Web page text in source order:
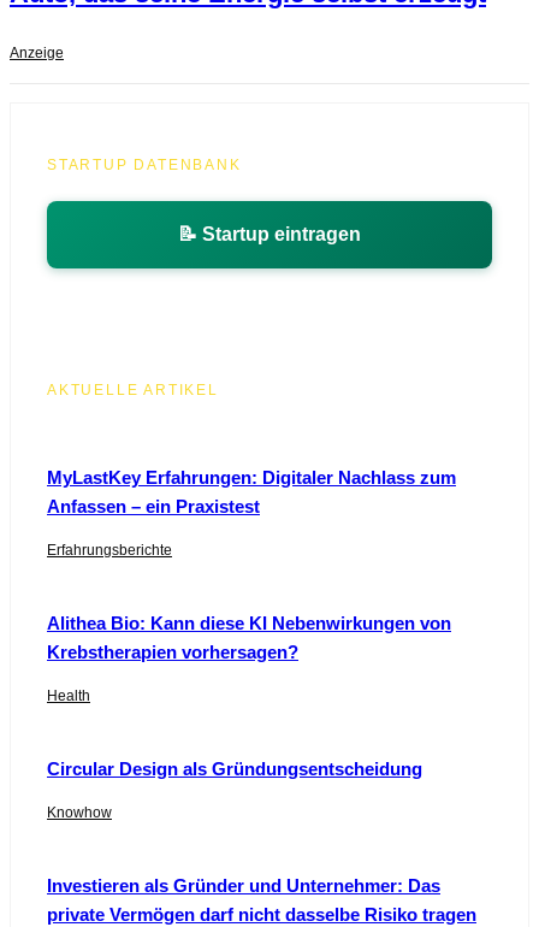
Anzeige
STARTUP DATENBANK
📝 Startup eintragen
AKTUELLE ARTIKEL
MyLastKey Erfahrungen: Digitaler Nachlass zum
Anfassen – ein Praxistest
Erfahrungsberichte
Alithea Bio: Kann diese KI Nebenwirkungen von
Krebstherapien vorhersagen?
Health
Circular Design als Gründungsentscheidung
Knowhow
Investieren als Gründer und Unternehmer: Das
private Vermögen darf nicht dasselbe Risiko tragen